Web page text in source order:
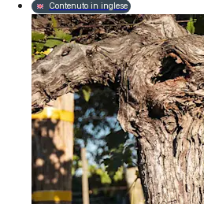
Contenuto in inglese